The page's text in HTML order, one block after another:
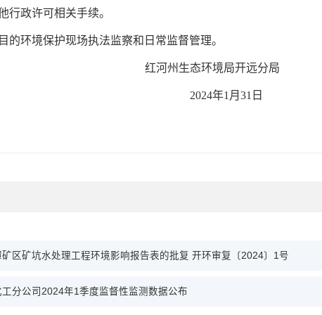
政许可相关手续。
环境保护现场执法监察和日常监督管理。
红河州生态环境局开远分局
2024年1月31日
区矿坑水处理工程环境影响报告表的批复 开环审复〔2024〕1号
分公司2024年1季度监督性监测数据公布